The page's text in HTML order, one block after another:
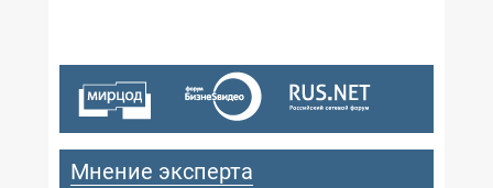
Мнение эксперта